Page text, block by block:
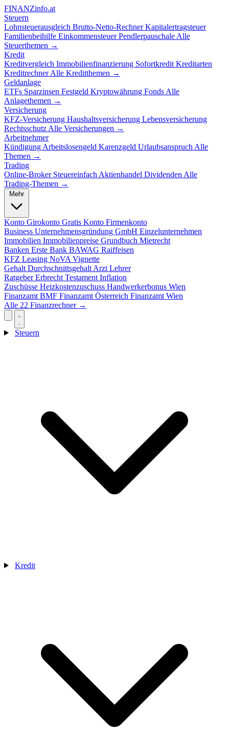
FINANZinfo.at
Steuern
Lohnsteuerausgleich Brutto-Netto-RechnerKapitalertragsteuer
Familienbeihilfe EinkommensteuerPendlerpauschale Alle
Steuerthemen →
Kredit
Kreditvergleich Immobilienfinanzierung Sofortkredit Kreditarten
KreditrechnerAlle Kreditthemen →
Geldanlage
ETFs Sparzinsen Festgeld Kryptowährung Fonds Alle
Anlagethemen →
Versicherung
KFZ-Versicherung Haushaltsversicherung Lebensversicherung
Rechtsschutz Alle Versicherungen →
Arbeitnehmer
Kündigung Arbeitslosengeld Karenzgeld Urlaubsanspruch Alle
Themen →
Trading
Online-Broker Steuereinfach Aktienhandel Dividenden Alle
Trading-Themen →
Mehr
Konto Girokonto Gratis Konto Firmenkonto
Business Unternehmensgründung GmbH Einzelunternehmen
Immobilien Immobilienpreise Grundbuch Mietrecht
Banken Erste Bank BAWAG Raiffeisen
KFZ Leasing NoVA Vignette
Gehalt Durchschnittsgehalt Arzt Lehrer
RatgeberErbrecht Testament Inflation
Zuschüsse Heizkostenzuschuss Handwerkerbonus Wien
Finanzamt BMF Finanzamt Österreich Finanzamt Wien
Alle 22 Finanzrechner →
Steuern
Kredit